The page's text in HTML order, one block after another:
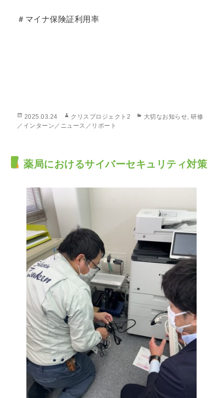
＃マイナ保険証利用率
投
稿
2025.03.24
作
成
クリスプロジェクト2
カ
大切なお知らせ,研修
／インターン／ニュース／リポート
薬局におけるサイバーセキュリティ対策